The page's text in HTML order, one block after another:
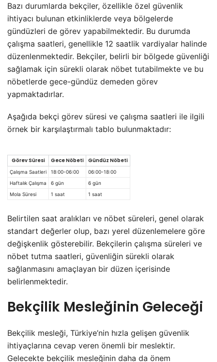
Bazı durumlarda bekçiler, özellikle özel güvenlik
ihtiyacı bulunan etkinliklerde veya bölgelerde
gündüzleri de görev yapabilmektedir. Bu durumda
çalışma saatleri, genellikle 12 saatlik vardiyalar halinde
düzenlenmektedir. Bekçiler, belirli bir bölgede güvenliği
sağlamak için sürekli olarak nöbet tutabilmekte ve bu
nöbetlerde gece-gündüz demeden görev
yapmaktadırlar.
Aşağıda bekçi görev süresi ve çalışma saatleri ile ilgili
örnek bir karşılaştırmalı tablo bulunmaktadır:
Görev Süresi Gece Nöbeti Gündüz Nöbeti
Çalışma Saatleri 18:00-06:00
06:00-18:00
Haftalık Çalışma
6 gün
6 gün
Mola Süresi
1 saat 1 saat
Belirtilen saat aralıkları ve nöbet süreleri, genel olarak
standart değerler olup, bazı yerel düzenlemelere göre
değişkenlik gösterebilir. Bekçilerin çalışma süreleri ve
nöbet tutma saatleri, güvenliğin sürekli olarak
sağlanmasını amaçlayan bir düzen içerisinde
belirlenmektedir.
Bekçilik Mesleğinin Geleceği
Bekçilik mesleği, Türkiye’nin hızla gelişen güvenlik
ihtiyaçlarına cevap veren önemli bir meslektir.
Gelecekte bekçilik mesleğinin daha da önem